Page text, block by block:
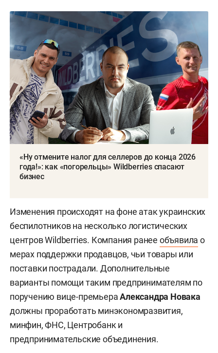
«Ну отмените налог для селлеров до конца 2026
года!»: как «погорельцы» Wildberries спасают
бизнес
Изменения происходят на фоне атак украинских
беспилотников на несколько логистических
центров Wildberries. Компания ранее объявила о
мерах поддержки продавцов, чьи товары или
поставки пострадали. Дополнительные
варианты помощи таким предпринимателям по
поручению вице-премьераАлександра Новака
должны проработать минэкономразвития,
минфин, ФНС, Центробанк и
предпринимательские объединения.